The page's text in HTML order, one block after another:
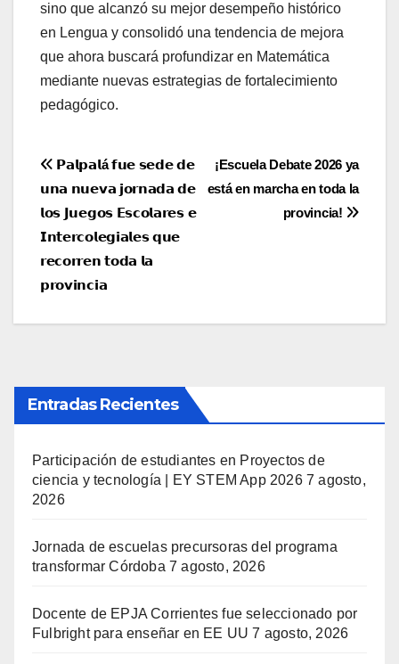
sino que alcanzó su mejor desempeño histórico
en Lengua y consolidó una tendencia de mejora
que ahora buscará profundizar en Matemática
mediante nuevas estrategias de fortalecimiento
pedagógico.
Navegación
de
entradas
¡Escuela Debate 2026 ya
está en marcha en toda la
provincia!
𝗣𝗮𝗹𝗽𝗮𝗹á 𝗳𝘂𝗲 𝘀𝗲𝗱𝗲 𝗱𝗲
𝘂𝗻𝗮 𝗻𝘂𝗲𝘃𝗮 𝗷𝗼𝗿𝗻𝗮𝗱𝗮 𝗱𝗲
𝗹𝗼𝘀 𝗝𝘂𝗲𝗴𝗼𝘀 𝗘𝘀𝗰𝗼𝗹𝗮𝗿𝗲𝘀 𝗲
𝗜𝗻𝘁𝗲𝗿𝗰𝗼𝗹𝗲𝗴𝗶𝗮𝗹𝗲𝘀 𝗾𝘂𝗲
𝗿𝗲𝗰𝗼𝗿𝗿𝗲𝗻 𝘁𝗼𝗱𝗮 𝗹𝗮
𝗽𝗿𝗼𝘃𝗶𝗻𝗰𝗶𝗮
Entradas Recientes
Participación de estudiantes en Proyectos de
ciencia y tecnología | EY STEM App 2026 7 agosto,
2026
Jornada de escuelas precursoras del programa
transformar Córdoba 7 agosto, 2026
Docente de EPJA Corrientes fue seleccionado por
Fulbright para enseñar en EE UU 7 agosto, 2026